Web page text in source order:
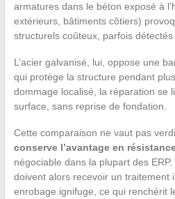
armatures dans le béton exposé à
extérieurs, bâtiments côtiers)
structurels coûteux, parfois détectés
L’acier galvanisé, lui, oppose une
qui protège la structure pendant
dommage localisé, la réparation se
surface, sans reprise de fondation.
Cette comparaison ne vaut pas
conserve l’avantage en
négociable dans la plupart des
doivent alors recevoir un traitement
enrobage ignifuge, ce qui renchérit